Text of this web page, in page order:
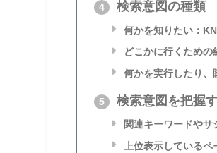
4 検索意図の種類
何かを知りたい：
どこかに行くための
何かを実行したり、
5 検索意図を把握
関連キーワードや
上位表示しているペ